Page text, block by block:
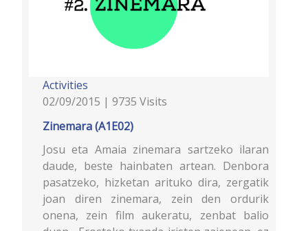
Activities
02/09/2015 | 9735 Visits
Zinemara (A1E02)
Josu eta Amaia zinemara sartzeko ilaran
daude, beste hainbaten artean. Denbora
pasatzeko, hizketan arituko dira, zergatik
joan diren zinemara, zein den ordurik
onena, zein film aukeratu, zenbat balio